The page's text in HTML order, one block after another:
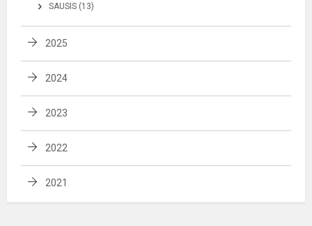
SAUSIS (13)
2025
2024
2023
2022
2021